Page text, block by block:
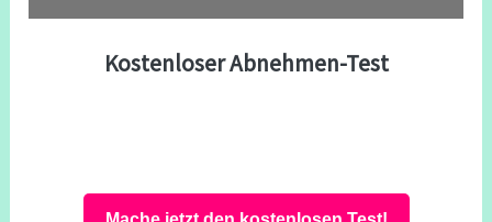
Kostenloser Abnehmen-Test